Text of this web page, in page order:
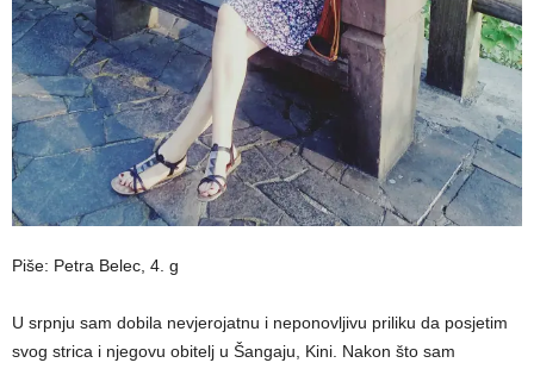
Piše: Petra Belec, 4. g
U srpnju sam dobila nevjerojatnu i neponovljivu priliku da posjetim
svog strica i njegovu obitelj u Šangaju, Kini. Nakon što sam